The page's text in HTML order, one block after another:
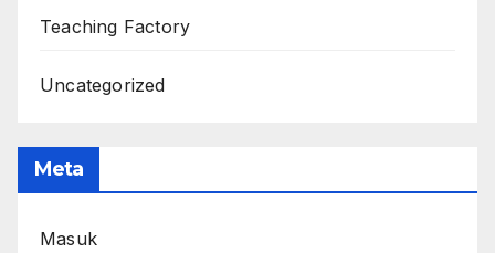
Teaching Factory
Uncategorized
Meta
Masuk